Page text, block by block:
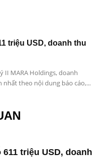
triệu USD, doanh thu
II MARA Holdings, doanh
theo nội dung báo cáo,...
triệu USD, doanh